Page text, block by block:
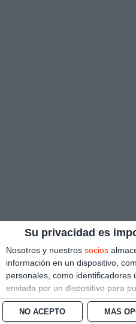
Su privacidad es
Nosotros y nuestros socios
información en un dispositivo,
personales, como identificadores
enviada por un dispositivo para
personalizado, medición de
de audiencia y desarrollo de
MÁS
NO ACEPTO